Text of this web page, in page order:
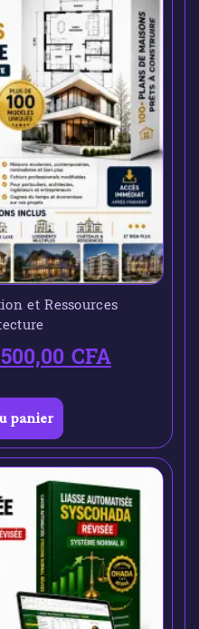
et Ressources
CFA
panier